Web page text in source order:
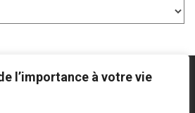
l’importance à votre vie